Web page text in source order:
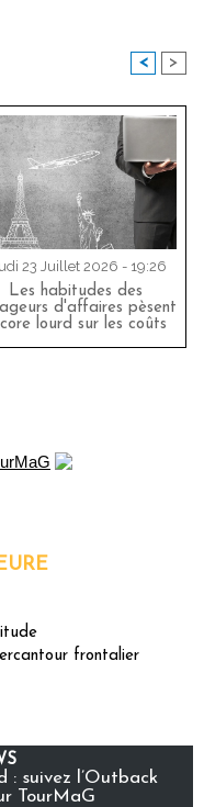
< >
23 Juillet 2026 - 19:26
Les habitudes des
d'affaires pèsent
lourd sur les coûts
frontalier
: suivez l’Outback
TourMaG